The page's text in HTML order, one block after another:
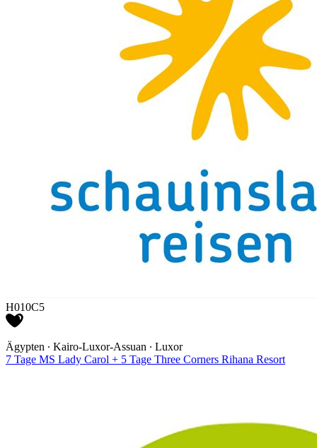
H010C5
Ägypten ∙ Kairo-Luxor-Assuan ∙ Luxor
7 Tage MS Lady Carol + 5 Tage Three Corners Rihana Resort